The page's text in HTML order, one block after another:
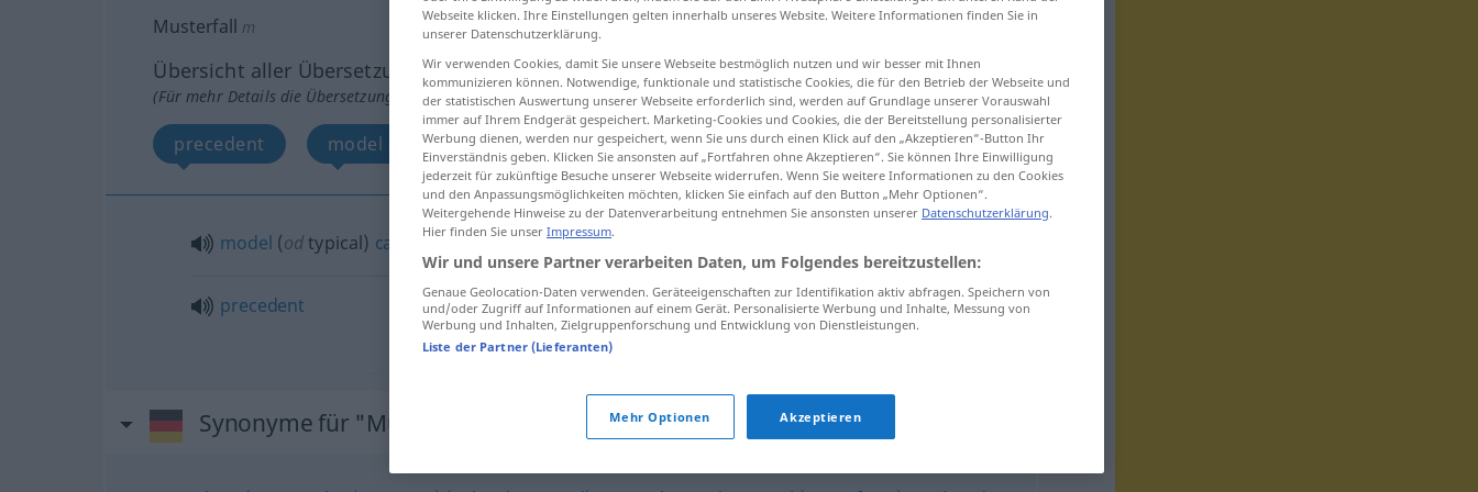
Musterfall m
Übersicht aller Übersetzungen
(Für mehr Details die Übersetzung anklicken/antippen)
precedent model case
model (odtypical) case
precedent Musterfallbesonders JUR
Synonyme für "Musterfall"
Webseite klicken. Ihre Einstellungen gelten innerhalb unseres Website. Weitere Informationen finden Sie in
unserer Datenschutzerklärung.
Wir verwenden Cookies, damit Sie unsere Webseite bestmöglich nutzen und wir besser mit Ihnen
kommunizieren können. Notwendige, funktionale und statistische Cookies, die für den Betrieb der Webseite und
der statistischen Auswertung unserer Webseite erforderlich sind, werden auf Grundlage unserer Vorauswahl
immer auf Ihrem Endgerät gespeichert. Marketing-Cookies und Cookies, die der Bereitstellung personalisierter
Werbung dienen, werden nur gespeichert, wenn Sie uns durch einen Klick auf den „Akzeptieren“-Button Ihr
Einverständnis geben. Klicken Sie ansonsten auf „Fortfahren ohne Akzeptieren“. Sie können Ihre Einwilligung
jederzeit für zukünftige Besuche unserer Webseite widerrufen. Wenn Sie weitere Informationen zu den Cookies
und den Anpassungsmöglichkeiten möchten, klicken Sie einfach auf den Button „Mehr Optionen“.
Weitergehende Hinweise zu der Datenverarbeitung entnehmen Sie ansonsten unserer Datenschutzerklärung.
Hier finden Sie unser Impressum.
Wir und unsere Partner verarbeiten Daten, um Folgendes bereitzustellen:
Genaue Geolocation-Daten verwenden. Geräteeigenschaften zur Identifikation aktiv abfragen. Speichern von
und/oder Zugriff auf Informationen auf einem Gerät. Personalisierte Werbung und Inhalte, Messung von
Werbung und Inhalten, Zielgruppenforschung und Entwicklung von Dienstleistungen.
Liste der Partner (Lieferanten)
Mehr Optionen Akzeptieren